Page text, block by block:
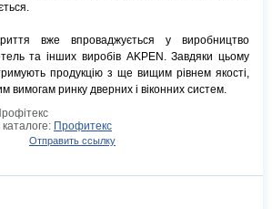
вже впроваджується у виробництво
та інших виробів AKPEN. Завдяки цьому
продукцію з ще вищим рівнем якості,
вимогам ринку дверних і віконних систем.
Профитекс
Отправить ссылку